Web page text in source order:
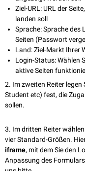
Ziel-URL: URL der
landen soll
Sprache: Sprache des
Seiten (Passwort
Land: Ziel-Markt Ihrer
Login-Status: Wählen
aktive Seiten
2. Im zweiten Reiter legen
Student etc) fest, die
sollen.
3. Im dritten Reiter
vier Standard-Größen.
iframe, mit dem Sie den
Anpassung des